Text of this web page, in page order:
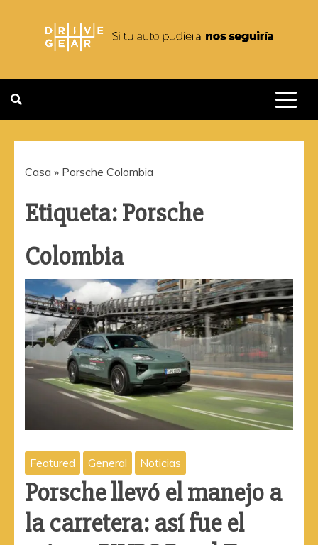
contenido
DRIVEGEAR
Casa » Porsche Colombia
Etiqueta:Porsche
Colombia
Featured General Noticias
Porsche llevó el manejo a
la carretera: así fue el